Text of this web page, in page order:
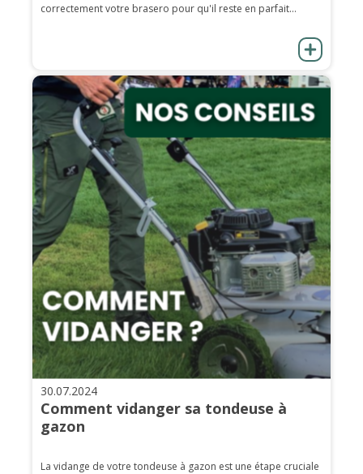
correctement votre brasero pour qu'il reste en parfait...
30.07.2024
Comment vidanger sa tondeuse à
gazon
La vidange de votre tondeuse à gazon est une étape cruciale